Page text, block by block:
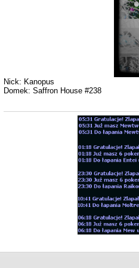
Nick: Kanopus
Domek: Saffron House #238